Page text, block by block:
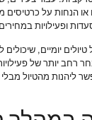
או הנחות על כרטיסים
ופעילויות
יומיים, שיכולים
רחב יותר של
ליהנות מהטיול